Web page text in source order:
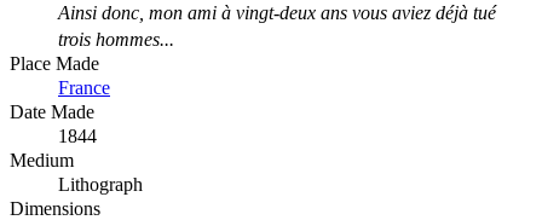
Ainsi donc, mon ami à vingt-deux ans vous aviez déjà tué
trois hommes...
Place Made
France
Date Made
1844
Medium
Lithograph
Dimensions